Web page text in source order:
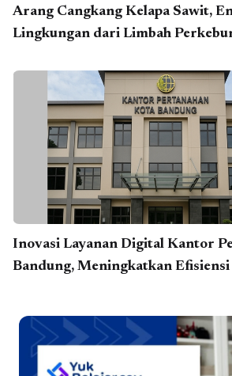
Arang Cangkang Kelapa Sawit,
Lingkungan dari Limbah
Inovasi Layanan Digital Kantor
Bandung, Meningkatkan